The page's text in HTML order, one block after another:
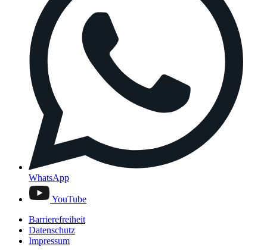
WhatsApp
YouTube
Barrierefreiheit
Datenschutz
Impressum